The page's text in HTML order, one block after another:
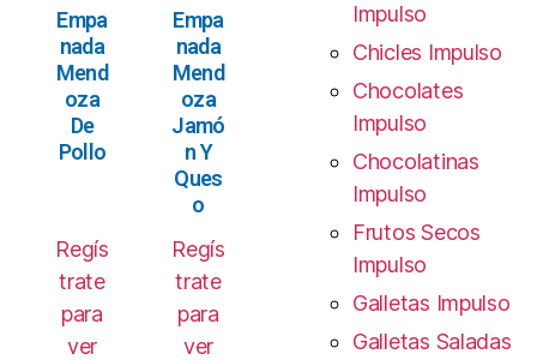
Empa
nada
Mend
oza
De
Pollo
Regís
trate
para
ver
Empa
nada
Mend
oza
Jamó
n Y
Ques
o
Regís
trate
para
ver
Impulso
Chicles Impulso
Chocolates
Impulso
Chocolatinas
Impulso
Frutos Secos
Impulso
Galletas Impulso
Galletas Saladas